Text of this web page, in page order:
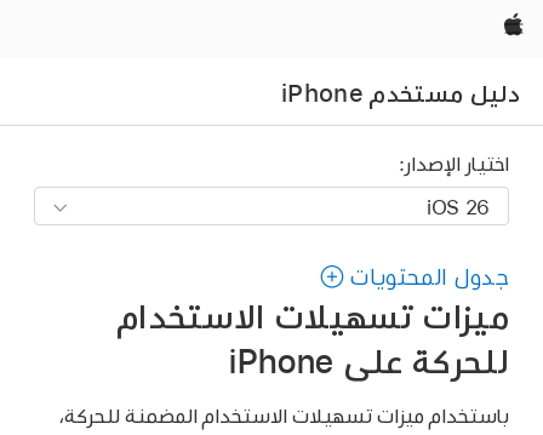
Apple‏
دليل مستخدم iPhone
اختيار الإصدار:
جدول المحتويات
ميزات تسهيلات الاستخدام
للحركة على iPhone
باستخدام ميزات تسهيلات الاستخدام المضمنة للحركة،